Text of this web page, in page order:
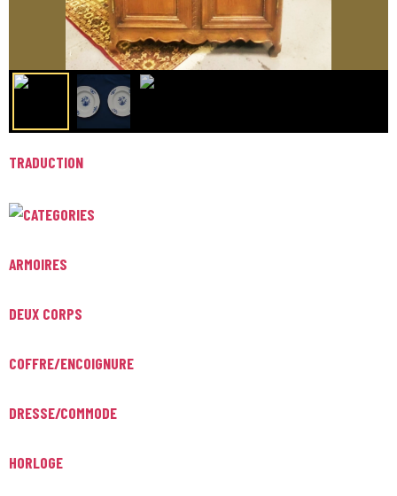
TRADUCTION
ARMOIRES
DEUX CORPS
COFFRE/ENCOIGNURE
DRESSE/COMMODE
HORLOGE